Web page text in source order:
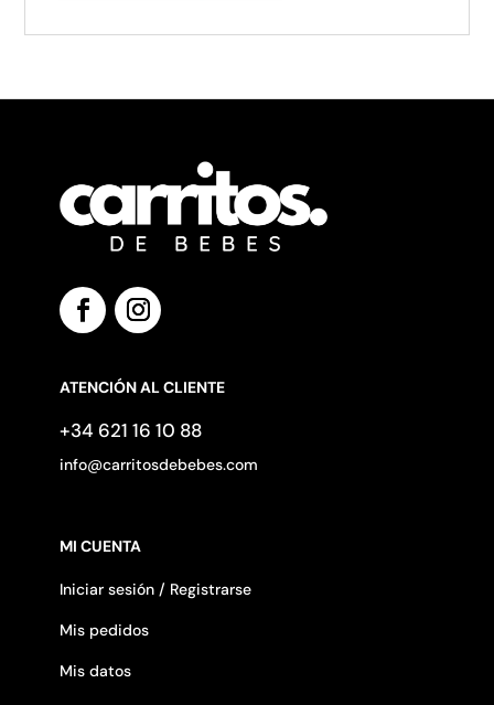
ATENCIÓN AL CLIENTE
+34 621 16 10 88
info@carritosdebebes.com
MI CUENTA
Iniciar sesión / Registrarse
Mis pedidos
Mis datos